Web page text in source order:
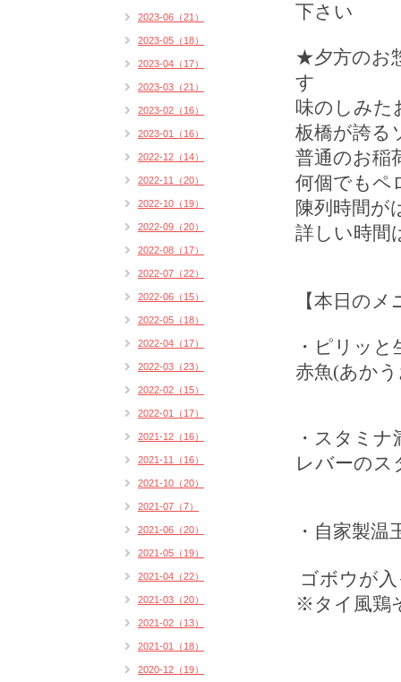
下さい
★夕方のお
す
味のしみた
板橋が誇る
普通のお稲
何個でもペ
陳列時間が
詳しい時間
【本日のメ
・ピリッ
赤魚(あか
・スタミナ
レバーのス
・自家製温
ゴボウが
※タイ風鶏
2023-06（21）
2023-05（18）
2023-04（17）
2023-03（21）
2023-02（16）
2023-01（16）
2022-12（14）
2022-11（20）
2022-10（19）
2022-09（20）
2022-08（17）
2022-07（22）
2022-06（15）
2022-05（18）
2022-04（17）
2022-03（23）
2022-02（15）
2022-01（17）
2021-12（16）
2021-11（16）
2021-10（20）
2021-07（7）
2021-06（20）
2021-05（19）
2021-04（22）
2021-03（20）
2021-02（13）
2021-01（18）
2020-12（19）